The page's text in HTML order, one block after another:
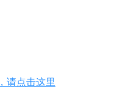
请点击这里